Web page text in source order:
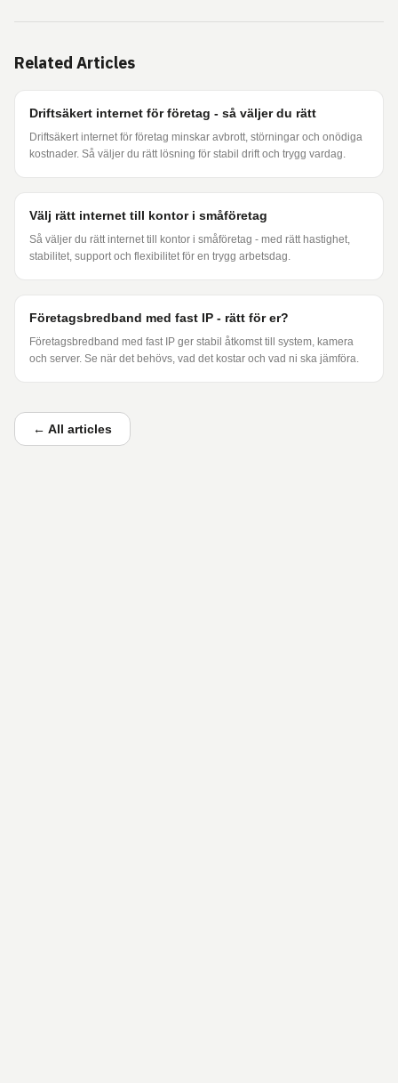
Related Articles
Driftsäkert internet för företag - så väljer du rätt
Driftsäkert internet för företag minskar avbrott, störningar och onödiga
kostnader. Så väljer du rätt lösning för stabil drift och trygg vardag.
Välj rätt internet till kontor i småföretag
Så väljer du rätt internet till kontor i småföretag - med rätt hastighet,
stabilitet, support och flexibilitet för en trygg arbetsdag.
Företagsbredband med fast IP - rätt för er?
Företagsbredband med fast IP ger stabil åtkomst till system, kamera
och server. Se när det behövs, vad det kostar och vad ni ska jämföra.
← All articles